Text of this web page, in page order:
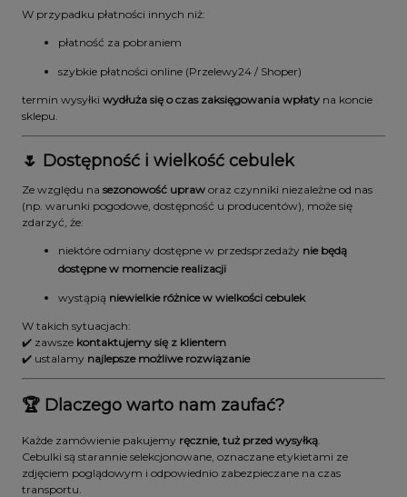
W przypadku płatności innych niż:
płatność za pobraniem
szybkie płatności online (Przelewy24 / Shoper)
termin wysyłki wydłuża się o czas zaksięgowania wpłaty na koncie
sklepu.
🌷 Dostępność i wielkość cebulek
Ze względu na sezonowość upraw oraz czynniki niezależne od nas
(np. warunki pogodowe, dostępność u producentów), może się
zdarzyć, że:
niektóre odmiany dostępne w przedsprzedaży nie będą
dostępne w momencie realizacji
wystąpią niewielkie różnice w wielkości cebulek
W takich sytuacjach:
✔️ zawsze kontaktujemy się z klientem
✔️ ustalamy najlepsze możliwe rozwiązanie
🏆 Dlaczego warto nam zaufać?
Każde zamówienie pakujemy ręcznie, tuż przed wysyłką
Cebulki są starannie selekcjonowane, oznaczane etykietami ze
zdjęciem poglądowym i odpowiednio zabezpieczane na czas
transportu.